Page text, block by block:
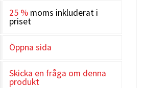
25 % moms inkluderat i
priset
Öppna sida
Skicka en fråga om denna
produkt